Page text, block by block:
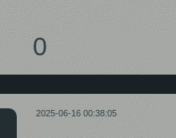
0
2025-06-16 00:38:05